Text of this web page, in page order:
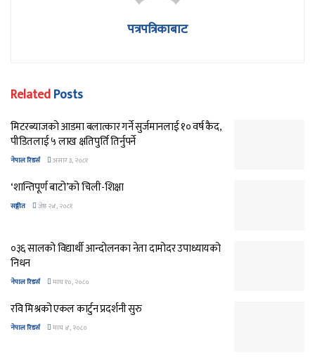
पत्रपत्रिकाबाट
RelatedPosts
मिटरब्याजको आडमा बलात्कार गर्ने सुर्जमानलाई १० वर्ष कैद,
पीडितलाई ५ लाख क्षतिपुर्ति तिर्नुपर्ने
नेपाल रिडर्स असार ३, २०८१
‘शान्तिपूर्ण बाटो’को चिली-शिक्षा
सङ्गीत जेष्ठ २४, २०८१
०३६ सालको विद्यार्थी आन्दोलनका नेता दामोदर उपाध्यायको
निधन
नेपाल रिडर्स माघ १०, २०८०
रवि मिश्रको एकल कार्टुन प्रदर्शनी सुरु
नेपाल रिडर्स माघ ४, २०८०